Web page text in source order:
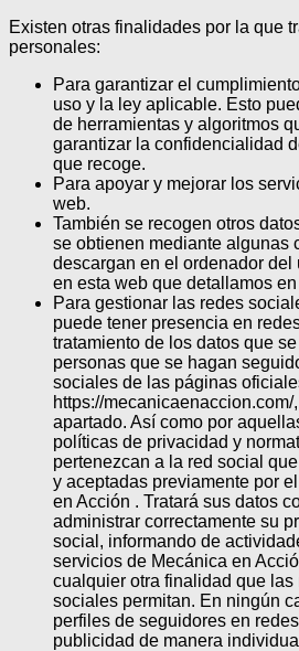
Existen otras finalidades por la que
personales:
Para garantizar el
uso y la ley aplicable. Esto
de herramientas y algoritmos
garantizar la confidencialidad
que recoge.
Para apoyar y mejorar los
web.
También se recogen otros
se obtienen mediante algunas
descargan en el ordenador
en esta web que detallamos
Para gestionar las redes
puede tener presencia en
tratamiento de los datos que
personas que se hagan
sociales de las páginas
https://
apartado. Así como por
políticas de privacidad y
pertenezcan a la red social
y aceptadas previamente por
en Acción . Tratará sus datos
administrar correctamente su
social, informando de
servicios de Mecánica en
cualquier otra finalidad que
sociales permitan. En ningún
perfiles de seguidores en
publicidad de manera